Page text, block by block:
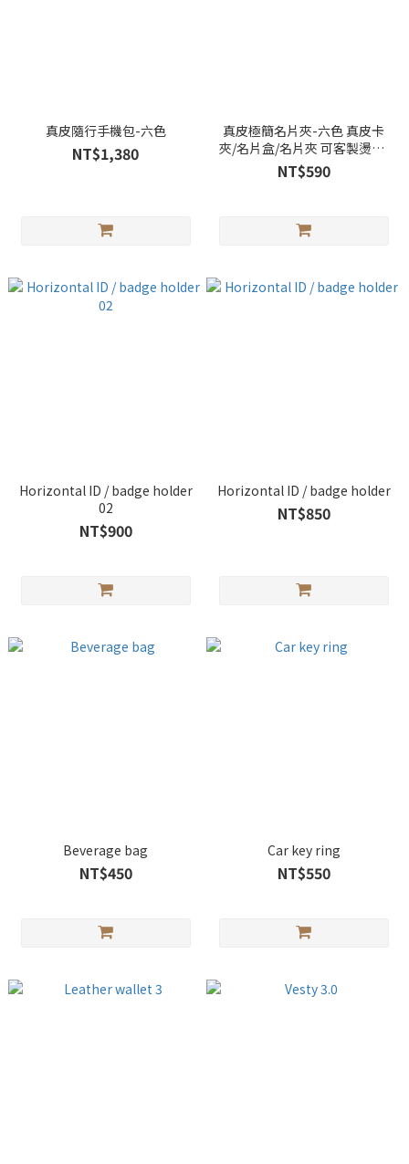
真皮隨行手機包-六色
NT$1,380
真皮極簡名片夾-六色 真皮卡
夾/名片盒/名片夾 可客製燙金/
壓印
NT$590
Horizontal ID / badge holder
02
NT$900
Horizontal ID / badge holder
NT$850
Beverage bag
NT$450
Car key ring
NT$550